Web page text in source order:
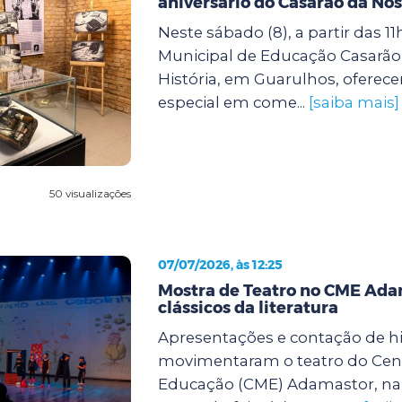
50 visualizações
Neste sábado (8), a partir das
Municipal de Educação
História, em Guarulhos,
especial em come... [saiba mais]
07/07/2026, às 12:25
Mostra de Teatro no CME
clássicos da literatura
Apresentações e contação de
movimentaram o teatro do
Educação (CME) Adamastor,